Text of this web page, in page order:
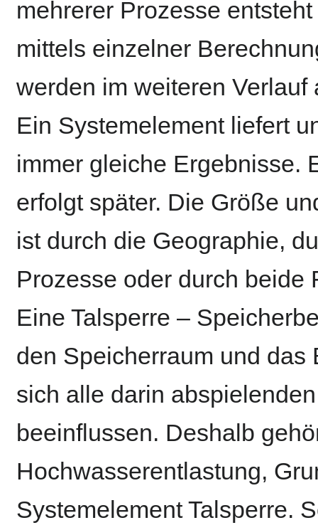
mehrerer Prozesse
mittels einzelner
werden im weiteren
Ein Systemelement liefert
immer gleiche Ergebnisse.
erfolgt später. Die Größe
ist durch die Geographie,
Prozesse oder durch beide
Eine Talsperre –
den Speicherraum und
sich alle darin
beeinflussen. Deshalb
Hochwasserentlastung,
Systemelement Talsperre.